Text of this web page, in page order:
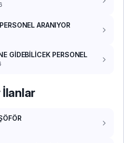
ARANIYOR
GİDEBİLİCEK PERSONEL